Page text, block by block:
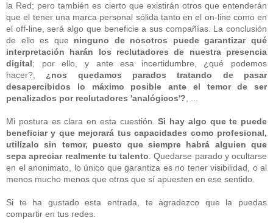
la Red; pero también es cierto que existirán otros que entenderán
que el tener una marca personal sólida tanto en el on-line como en
el off-line, será algo que beneficie a sus compañías. La conclusión
de ello es que ninguno de nosotros puede garantizar qué
interpretación harán los reclutadores de nuestra presencia
digital; por ello, y ante esa incertidumbre, ¿qué podemos
hacer?, ¿nos quedamos parados tratando de pasar
desapercibidos lo máximo posible ante el temor de ser
penalizados por reclutadores 'analógicos'?
Mi postura es clara en esta cuestión.Si hay algo que te puede
beneficiar y que mejorará tus capacidades como profesional,
utilízalo sin temor, puesto que siempre habrá alguien que
sepa apreciar realmente tu talento . Quedarse parado y ocultarse
en el anonimato, lo único que garantiza es no tener visibilidad, o al
menos mucho menos que otros que sí apuesten en ese sentido.
Si te ha gustado esta entrada, te agradezco que la puedas
compartir en tus redes.